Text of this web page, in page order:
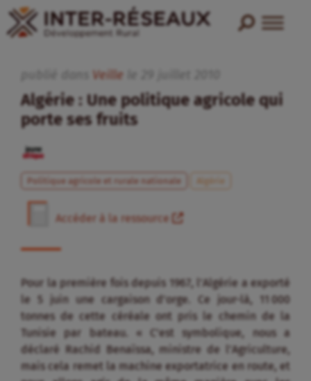
Veille
Algérie : Une politique agricole qui
porte ses fruits
Politique agricole et rurale nationale Algérie
Accéder à la ressource
Pour la première fois depuis 1967, l’Algérie a exporté
le 5 juin une cargaison d’orge. Ce jour-là, 11 000
tonnes de cette céréale ont pris le chemin de la
Tunisie par bateau. « C’est symbolique, nous a
déclaré Rachid Benaïssa, ministre de l’Agriculture,
mais cela remet la machine exportatrice en route, et